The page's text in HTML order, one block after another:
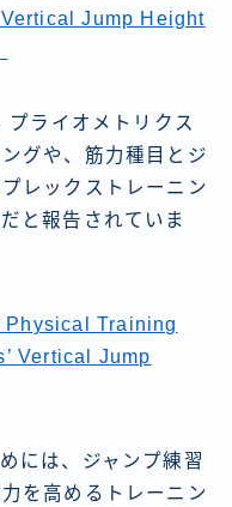
Jump Height
ライオメトリクス
グや、筋力種目とジ
レックストレーニン
と報告されていま
Physical Training
Vertical Jump
には、ジャンプ練習
を高めるトレーニン